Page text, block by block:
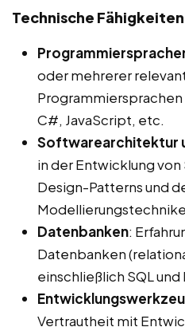
Technische Fähigkeiten
oder mehrerer
Programmiersprachen
C#, JavaScript, etc.
Softwarearchitektur
in der Entwicklung
Design-Patterns und
Datenbanken:
Datenbanken
einschließlich SQL
Vertrautheit mit